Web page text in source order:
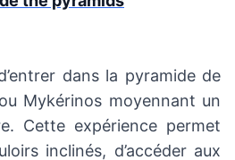
dans la pyramide de
Mykérinos moyennant un
Cette expérience permet
inclinés, d’accéder aux